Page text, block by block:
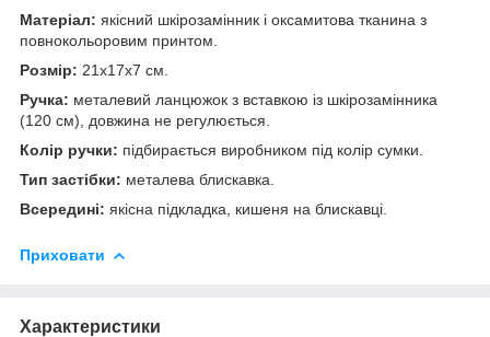
Матеріал: якісний шкірозамінник і оксамитова тканина з
повнокольоровим принтом.
Розмір: 21х17х7 см.
Ручка: металевий ланцюжок з вставкою із шкірозамінника
(120 см), довжина не регулюється.
Колір ручки: підбирається виробником під колір сумки.
Тип застібки: металева блискавка.
Всередині: якісна підкладка, кишеня на блискавці.
Приховати
Характеристики